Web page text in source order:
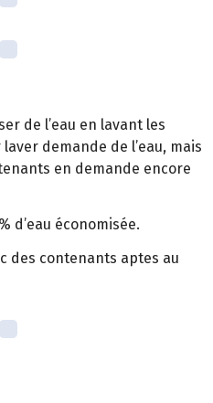
de l’eau en lavant les
demande de l’eau, mais
en demande encore
d’eau économisée.
des contenants aptes au